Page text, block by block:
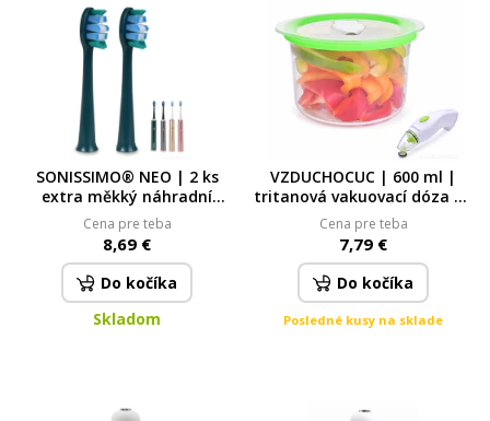
SONISSIMO® NEO | 2 ks
extra měkký náhradní
kartáček – zelený pro nový
model NEO
Cena pre teba
8,69 €
Do kočíka
Skladom
VZDUCHOCUC | 600 ml |
tritanová vakuovací dóza na
potraviny
Cena pre teba
7,79 €
Do kočíka
Posledné kusy na sklade